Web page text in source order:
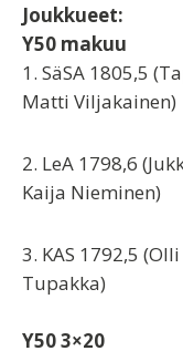
Joukkueet:
Y50 makuu
1. SäSA 1805,5
Matti Viljakainen)
2. LeA 1798,6
Kaija Nieminen)
3. KAS 1792,5
Tupakka)
Y50 3×20